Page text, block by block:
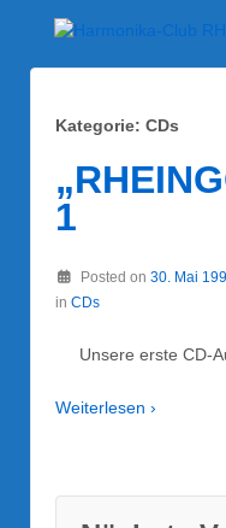
Kategorie: CDs
1
Posted on 30. Mai
in CDs
Unsere erste CD-
Weiterlesen ›